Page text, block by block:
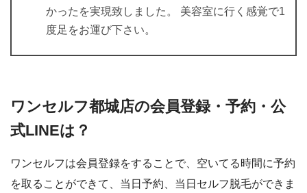
かったを実現致しました。 美容室に行く感覚で1
度足をお運び下さい。
ワンセルフ都城店の会員登録・予約・公
式LINEは？
ワンセルフは会員登録をすることで、空いてる時間に予約
を取ることができて、当日予約、当日セルフ脱毛ができま